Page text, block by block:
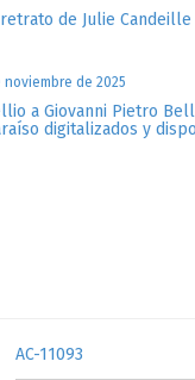
de Julie
de 2025
a Giovanni Pietro
digitalizados y
AC-11093